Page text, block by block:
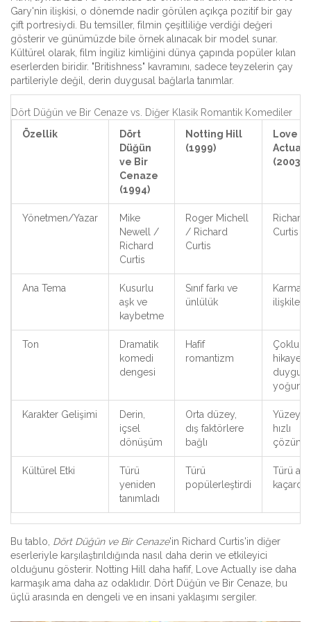
Gary'nin ilişkisi, o dönemde nadir görülen açıkça pozitif bir gay
çift portresiydi. Bu temsiller, filmin çeşitliliğe verdiği değeri
gösterir ve günümüzde bile örnek alınacak bir model sunar.
Kültürel olarak, film İngiliz kimliğini dünya çapında popüler kılan
eserlerden biridir. "Britishness" kavramını, sadece teyzelerin çay
partileriyle değil, derin duygusal bağlarla tanımlar.
Dört Düğün ve Bir Cenaze vs. Diğer Klasik Romantik Komediler
Özellik
Dört
Düğün
ve Bir
Cenaze
(1994)
Notting Hill
(1999)
Love
(2003)
Yönetmen/Yazar
Mike
Newell /
Richard
Curtis
Roger Michell
/ Richard
Curtis
Richard
Curtis
Ana Tema
Kusurlu
aşk ve
kaybetme
Sınıf farkı ve
ünlülük
ilişkiler
Ton
Dramatik
komedi
dengesi
Hafif
romantizm
Çoklu
hikaye,
Karakter Gelişimi
Derin,
içsel
dönüşüm
Orta düzey,
dış faktörlere
bağlı
hızlı
Kültürel Etki
Türü
yeniden
tanımladı
Türü
popülerleştirdi
Türü
kaçardı
Bu tablo, Dört Düğün ve Bir Cenaze'in Richard Curtis'in diğer
eserleriyle karşılaştırıldığında nasıl daha derin ve etkileyici
olduğunu gösterir. Notting Hill daha hafif, Love Actually ise daha
karmaşık ama daha az odaklıdır. Dört Düğün ve Bir Cenaze, bu
üçlü arasında en dengeli ve en insani yaklaşımı sergiler.